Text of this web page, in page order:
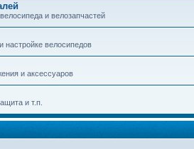
и велозапчастей
велосипедов
и аксессуаров
и т.п.